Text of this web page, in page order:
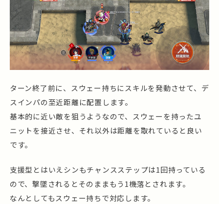
ターン終了前に、スウェー持ちにスキルを発動させて、デ
スインパの至近距離に配置します。
基本的に近い敵を狙うようなので、スウェーを持ったユ
ニットを接近させ、それ以外は距離を取れていると良い
です。
支援型とはいえシンもチャンスステップは1回持っている
ので、撃墜されるとそのままもう1機落とされます。
なんとしてもスウェー持ちで対応します。